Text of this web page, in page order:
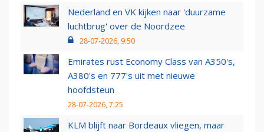
Nederland en VK kijken naar 'duurzame
luchtbrug' over de Noordzee
28-07-2026, 9:50
Emirates rust Economy Class van A350's,
A380's en 777's uit met nieuwe
hoofdsteun
28-07-2026, 7:25
KLM blijft naar Bordeaux vliegen, maar